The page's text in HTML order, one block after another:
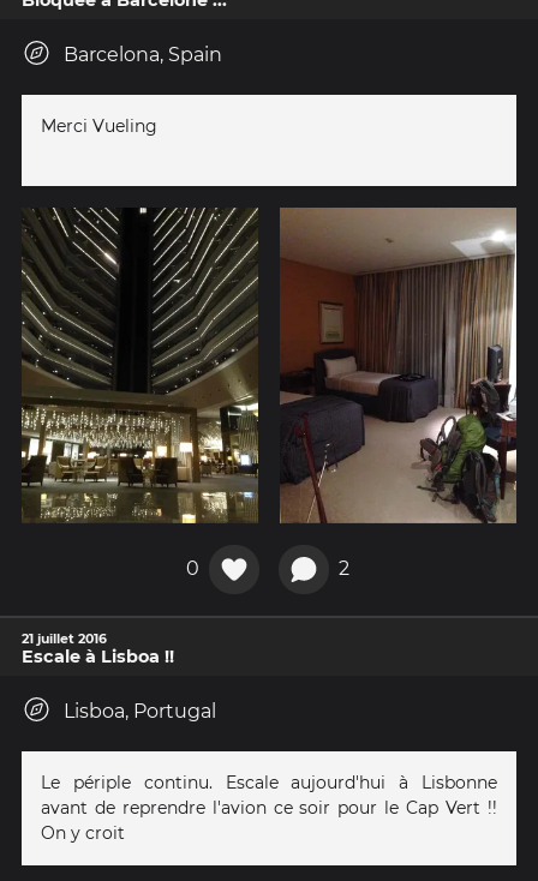
Barcelona, Spain
Merci Vueling
0 2
21 juillet 2016
Escale à Lisboa !!
Lisboa, Portugal
Le périple continu. Escale aujourd'hui à Lisbonne
avant de reprendre l'avion ce soir pour le Cap Vert !!
On y croit